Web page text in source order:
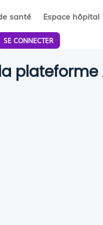
santé Espace hôpital
SE CONNECTER
plateforme